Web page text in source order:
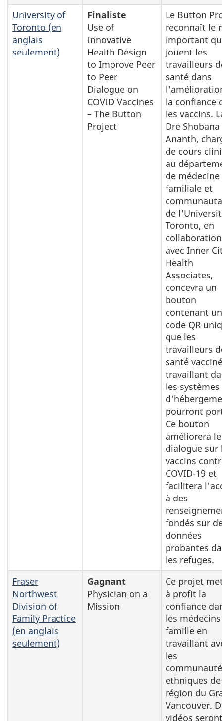
University of
Toronto (en
anglais
seulement)
Finaliste
Use of
Innovative
Health Design
to Improve Peer
to Peer
Dialogue on
COVID Vaccines
– The Button
Project
Le Button
reconnaît le
important
jouent les
travailleurs
santé dans
la confiance
les vaccins.
Dre Shobana
Ananth,
de cours
au
de médecine
familiale et
de
Toronto, en
collaboration
avec Inner
Health
Associates,
concevra un
bouton
contenant un
code QR
que les
travailleurs
santé
travaillant
les systèmes
pourront
Ce bouton
améliorera le
dialogue sur
vaccins
COVID-19 et
facilitera
à des
fondés sur
données
probantes
les refuges.
Fraser
Northwest
Division of
Family Practice
(en anglais
seulement)
Gagnant
Physician on a
Mission
Ce projet
à profit la
confiance
les
famille en
travaillant
les
ethniques
région du
Vancouver.
vidéos seront